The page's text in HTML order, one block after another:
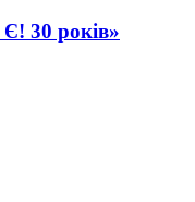
30 років»